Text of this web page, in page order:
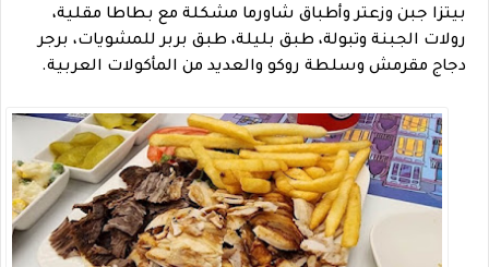
بيتزا جبن وزعتر وأطباق شاورما مشكلة مع بطاطا مقلية،
رولات الجبنة وتبولة، طبق بليلة، طبق بربر للمشويات، برجر
دجاج مقرمش وسلطة روكو والعديد من المأكولات العربية.